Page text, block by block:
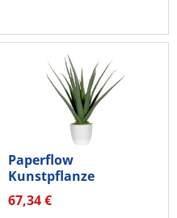
Paperflow
Kunstpflanze
PAALOE45 Aloe Vera
45cm
67,34 €